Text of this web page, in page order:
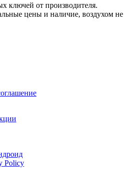
ключей от производителя.
цены и наличие, воздухом не
Policy